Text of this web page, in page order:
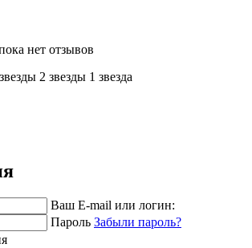
нет отзывов
2 звeзды 1 звeзда
Ваш E-mail или логин:
Пароль Забыли пароль?